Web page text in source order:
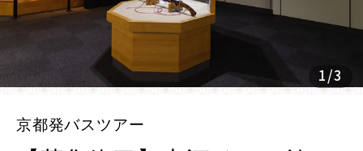
1 /3
京都発バスツアー